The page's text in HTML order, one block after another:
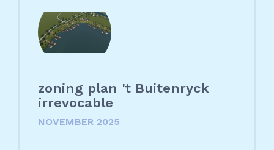
zoning plan 't Buitenryck
irrevocable
NOVEMBER 2025